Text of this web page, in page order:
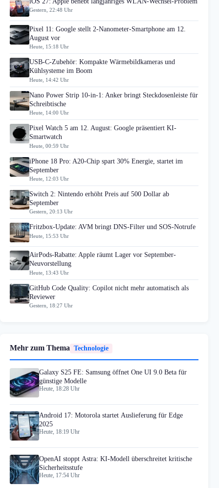
Gestern, 22:48 Uhr
Pixel 11: Google stellt 2-Nanometer-Smartphone am 12.
August vor
Heute, 15:18 Uhr
USB-C-Zubehör: Kompakte Wärmebildkameras und
Kühlsysteme im Boom
Heute, 14:42 Uhr
Nano Power Strip 10-in-1: Anker bringt Steckdosenleiste für
Schreibtische
Heute, 14:00 Uhr
Pixel Watch 5 am 12. August: Google präsentiert KI-
Smartwatch
Heute, 00:59 Uhr
iPhone 18 Pro: A20-Chip spart 30% Energie, startet im
September
Heute, 12:03 Uhr
Switch 2: Nintendo erhöht Preis auf 500 Dollar ab
September
Gestern, 20:13 Uhr
Fritzbox-Update: AVM bringt DNS-Filter und SOS-Notrufe
Heute, 15:53 Uhr
AirPods-Rabatte: Apple räumt Lager vor September-
Neuvorstellung
Heute, 13:43 Uhr
GitHub Code Quality: Copilot nicht mehr automatisch als
Reviewer
Gestern, 18:27 Uhr
Mehr zum Thema Technologie
Galaxy S25 FE: Samsung öffnet One UI 9.0 Beta für
günstige Modelle
Heute, 18:28 Uhr
Android 17: Motorola startet Auslieferung für Edge
2025
Heute, 18:19 Uhr
OpenAI stoppt Astra: KI-Modell überschreitet kritische
Sicherheitsstufe
Heute, 17:54 Uhr